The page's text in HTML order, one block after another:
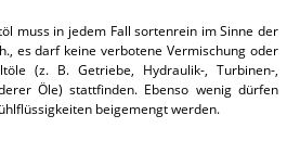
muss in jedem Fall sortenrein im Sinne der
es darf keine verbotene Vermischung oder
(z. B. Getriebe, Hydraulik-, Turbinen-,
Öle) stattfinden. Ebenso wenig dürfen
beigemengt werden.